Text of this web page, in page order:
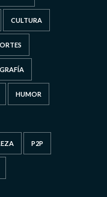
CULTURA
HUMOR
P2P